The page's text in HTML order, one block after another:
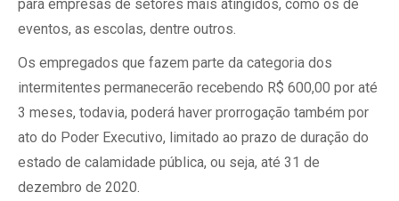
para empresas de setores mais atingidos, como os de
eventos, as escolas, dentre outros.
Os empregados que fazem parte da categoria dos
intermitentes permanecerão recebendo R$ 600,00 por até
3 meses, todavia, poderá haver prorrogação também por
ato do Poder Executivo, limitado ao prazo de duração do
estado de calamidade pública, ou seja, até 31 de
dezembro de 2020.